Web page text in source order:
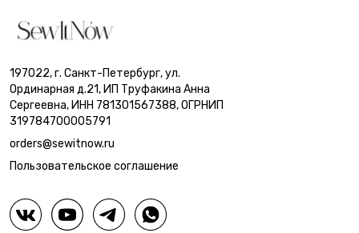
197022, г. Санкт-Петербург, ул.
Ординарная д.21, ИП Труфакина Анна
Сергеевна, ИНН 781301567388, ОГРНИП
319784700005791
orders@sewitnow.ru
Пользовательское соглашение